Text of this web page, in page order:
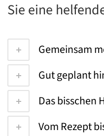
Sie eine
Gemeinsam
Gut geplant
Das bisschen
Vom Rezept